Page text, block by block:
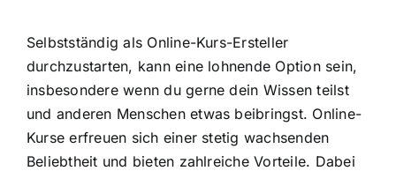
Selbstständig als Online-Kurs-Ersteller
durchzustarten, kann eine lohnende Option sein,
insbesondere wenn du gerne dein Wissen teilst
und anderen Menschen etwas beibringst. Online-
Kurse erfreuen sich einer stetig wachsenden
Beliebtheit und bieten zahlreiche Vorteile. Dabei